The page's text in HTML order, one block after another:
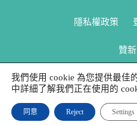
隱私權政策
贊
我們使用 cookie 為您提供最佳
中詳細了解我們正在使用的
同意 Reject Settings